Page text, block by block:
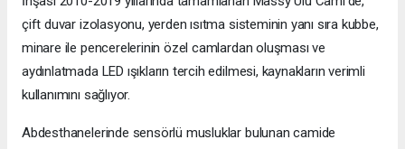
çift duvar izolasyonu, yerden ısıtma sisteminin yanı sıra kubbe,
minare ile pencerelerinin özel camlardan oluşması ve
aydınlatmada LED ışıkların tercih edilmesi, kaynakların verimli
kullanımını sağlıyor.
Abdesthanelerinde sensörlü musluklar bulunan camide